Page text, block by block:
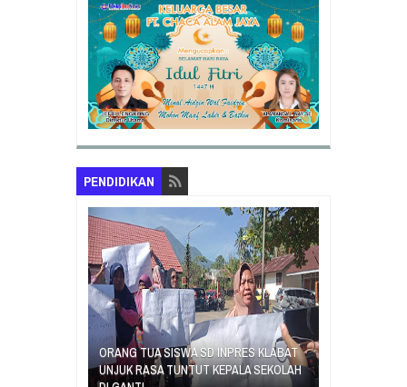
PENDIDIKAN
ORANG TUA SISWA SD INPRES KLABAT
UNJUK RASA TUNTUT KEPALA SEKOLAH